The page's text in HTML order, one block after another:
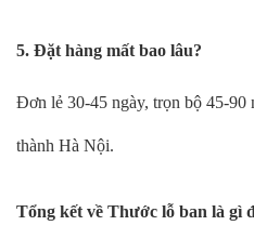
5. Đặt hàng mất bao lâu?
Đơn lẻ 30-45 ngày, trọn bộ 45-90
thành Hà Nội.
Tổng kết về Thước lỗ ban là gì